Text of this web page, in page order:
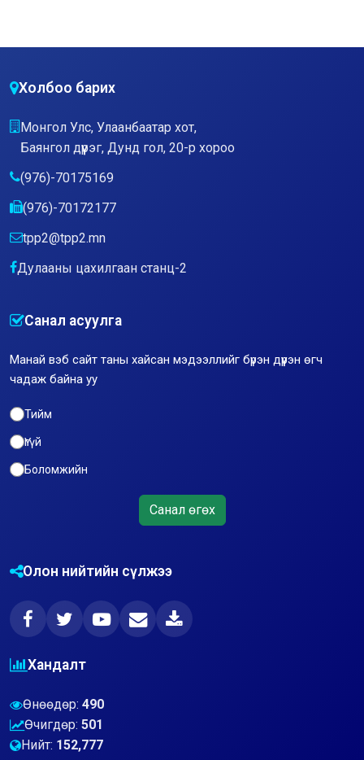
Холбоо барих
Монгол Улс, Улаанбаатар хот,
Баянгол дүүрэг, Дунд гол, 20-р хороо
(976)-70175169
(976)-70172177
tpp2@tpp2.mn
Дулааны цахилгаан станц-2
Санал асуулга
Манай вэб сайт таны хайсан мэдээллийг бүрэн дүүрэн өгч
чадаж байна уу
Тийм
Үгүй
Боломжийн
Санал өгөх
Олон нийтийн сүлжээ
Хандалт
Өнөөдөр: 490
Өчигдөр: 501
Нийт: 152,777